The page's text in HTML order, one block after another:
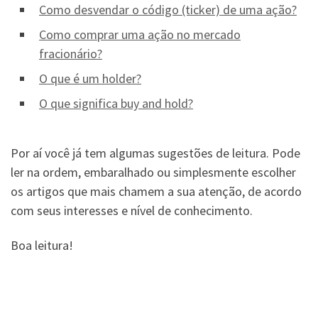
Como desvendar o código (ticker) de uma ação?
Como comprar uma ação no mercado
fracionário?
O que é um holder?
O que significa buy and hold?
Por aí você já tem algumas sugestões de leitura. Pode
ler na ordem, embaralhado ou simplesmente escolher
os artigos que mais chamem a sua atenção, de acordo
com seus interesses e nível de conhecimento.
Boa leitura!